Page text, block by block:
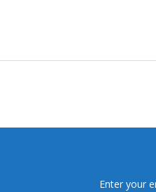
Enter your